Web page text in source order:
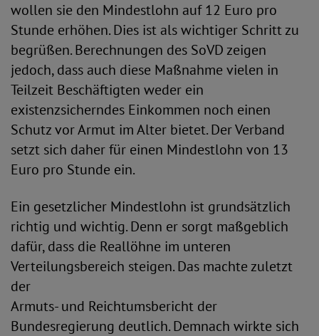
wollen sie den Mindestlohn auf 12 Euro pro
Stunde erhöhen. Dies ist als wichtiger Schritt zu
begrüßen. Berechnungen des SoVD zeigen
jedoch, dass auch diese Maßnahme vielen in
Teilzeit Beschäftigten weder ein
existenzsicherndes Einkommen noch einen
Schutz vor Armut im Alter bietet. Der Verband
setzt sich daher für einen Mindestlohn von 13
Euro pro Stunde ein.
Ein gesetzlicher Mindestlohn ist grundsätzlich
richtig und wichtig. Denn er sorgt maßgeblich
dafür, dass die Reallöhne im unteren
Verteilungsbereich steigen. Das machte zuletzt
der
Armuts- und Reichtumsbericht der
Bundesregierung deutlich. Demnach wirkte sich